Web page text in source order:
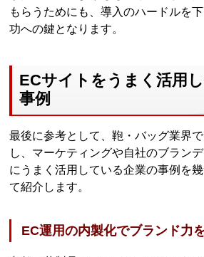
もらうためにも、導入のハードルを
功への鍵となります。
ECサイトをうまく活用
事例
最後に参考として、鞄・バッグ業界
し、マーケティングや自社のブラン
にうまく活用している企業の事例を
て紹介します。
EC運用の内製化でブランド力